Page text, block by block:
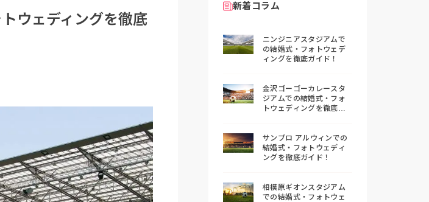
ウェディングを徹底
新着コラム
ニンジニアスタジアムで
の結婚式・フォトウェデ
ィングを徹底ガイド！
金沢ゴーゴーカレースタ
ジアムでの結婚式・フォ
トウェディングを徹底ガ
サンプロ アルウィンでの
結婚式・フォトウェディ
ングを徹底ガイド！
相模原ギオンスタジアム
での結婚式・フォトウェ